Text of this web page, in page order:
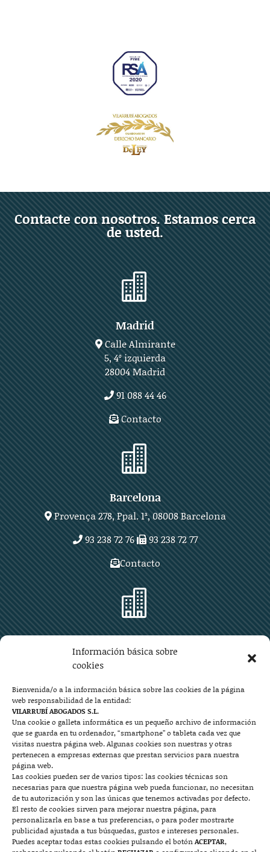
Información básica sobre
cookies
Bienvenida/o a la información básica sobre las cookies de la página
web responsabilidad de la entidad:
VILARRUBÍ ABOGADOS S.L.
Una cookie o galleta informática es un pequeño archivo de información
que se guarda en tu ordenador, “smartphone” o tableta cada vez que
visitas nuestra página web. Algunas cookies son nuestras y otras
pertenecen a empresas externas que prestan servicios para nuestra
página web.
Las cookies pueden ser de varios tipos: las cookies técnicas son
necesarias para que nuestra página web pueda funcionar, no necesitan
de tu autorización y son las únicas que tenemos activadas por defecto.
El resto de cookies sirven para mejorar nuestra página, para
personalizarla en base a tus preferencias, o para poder mostrarte
publicidad ajustada a tus búsquedas, gustos e intereses personales.
Puedes aceptar todas estas cookies pulsando el botónACEPTAR,
Contacte con nosotros. Estamos cerca
de usted.

Madrid
Calle Almirante
5, 4º izquierda
28004 Madrid
91 088 44 46
Contacto

Barcelona
Provença 278, Ppal. 1ª, 08008 Barcelona
93 238 72 76
93 238 72 77
Contacto

Plaza Aragón 10, planta 11ª, 50004 Zaragoza
Contacto

Mallorca
Josep Pla, n°6, 07400 Alcudia (Mallorca)
722 131 870
Contacto